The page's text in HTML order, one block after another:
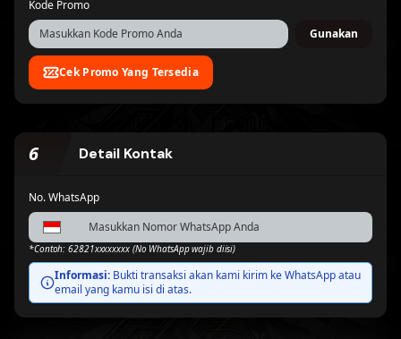
Permata Virtual Account
Di cek otomatis
Maybank Virtual
Account
Proses Otomatis
Account
Bank Neo
Commerce/BNC
Proses Otomatis
Sampoerna
Proses Otomatis
Kode Promo
Gunakan
Cek Promo Yang Tersedia
6 Detail Kontak
No. WhatsApp
*Contoh: 62821xxxxxxxx (No WhatsApp wajib diisi)
Informasi: Bukti transaksi akan kami kirim ke WhatsApp atau
email yang kamu isi di atas.